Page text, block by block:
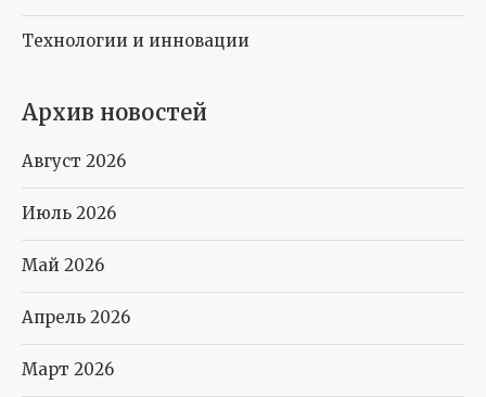
Технологии и инновации
Архив новостей
Август 2026
Июль 2026
Май 2026
Апрель 2026
Март 2026